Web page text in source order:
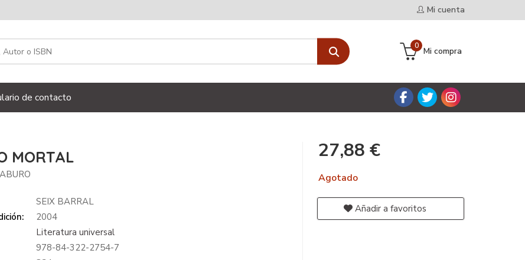
Mi cuenta
Mi compra
0
de contacto
MORTAL
SEIX BARRAL
2004
Literatura universal
978-84-322-2754-7
27,88 €
Agotado
Añadir a favoritos